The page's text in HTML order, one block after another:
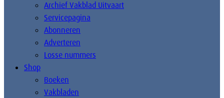
Archief Vakblad Uitvaart
Servicepagina
Abonneren
Adverteren
Losse nummers
Shop
Boeken
Vakbladen